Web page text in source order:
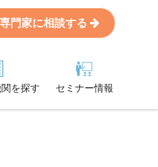
専門家に相談する
を探す セミナー情報